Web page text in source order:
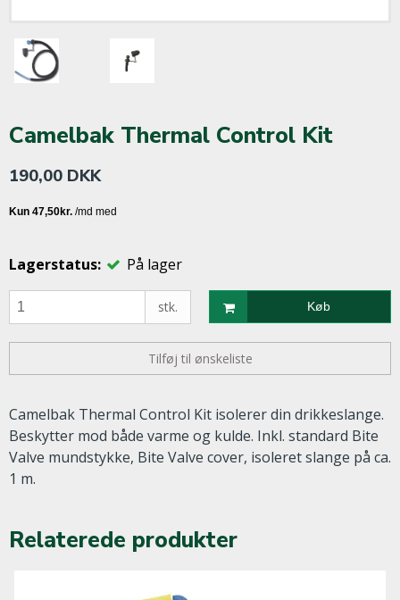
Camelbak Thermal Control Kit
190,00 DKK
Lagerstatus: På lager
stk. Køb
Tilføj til ønskeliste
Camelbak Thermal Control Kit isolerer din drikkeslange.
Beskytter mod både varme og kulde. Inkl. standard Bite
Valve mundstykke, Bite Valve cover, isoleret slange på ca.
1 m.
Relaterede produkter